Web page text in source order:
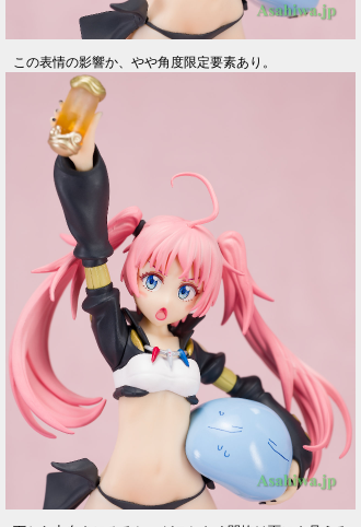
この表情の影響か、やや角度限定要素あり。